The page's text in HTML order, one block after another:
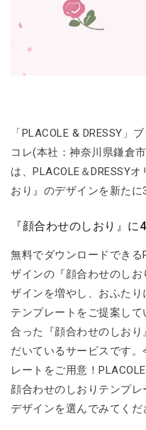
「PLACOLE & DRESSY
コレ(本社：神奈川県鎌倉
は、PLACOLE＆DRESSY
おり』のデザインを新たに
『顔合わせのしおり』に
無料でダウンロードできる
ザインの『顔合わせのし
ザインを増やし、おふた
テンプレートをご提案し
合った『顔合わせのしお
だいているサービスです
レートをご用意！
顔合わせのしおりテンプ
デザインを選んでみてくだ